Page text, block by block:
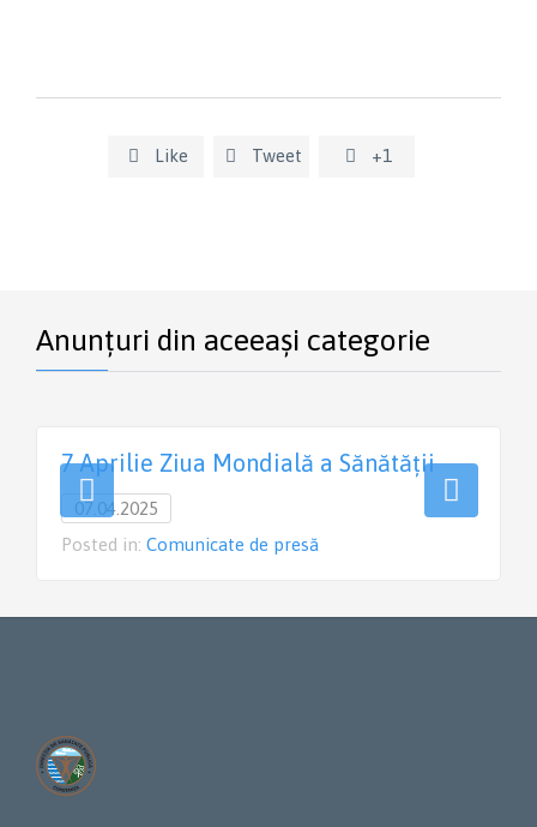
 Like  Tweet  +1
Anunțuri din aceeași categorie
7 Aprilie Ziua Mondială a Sănătății
07.04.2025
Posted in: Comunicate de presă